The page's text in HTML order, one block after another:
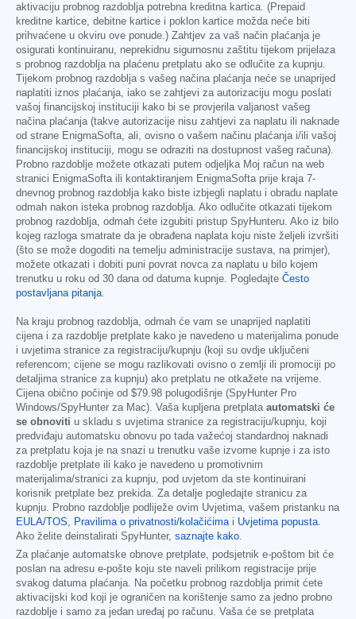
aktivaciju probnog razdoblja potrebna kreditna kartica. (Prepaid
kreditne kartice, debitne kartice i poklon kartice možda neće biti
prihvaćene u okviru ove ponude.) Zahtjev za vaš način plaćanja je
osigurati kontinuiranu, neprekidnu sigurnosnu zaštitu tijekom prijelaza
s probnog razdoblja na plaćenu pretplatu ako se odlučite za kupnju.
Tijekom probnog razdoblja s vašeg načina plaćanja neće se unaprijed
naplatiti iznos plaćanja, iako se zahtjevi za autorizaciju mogu poslati
vašoj financijskoj instituciji kako bi se provjerila valjanost vašeg
načina plaćanja (takve autorizacije nisu zahtjevi za naplatu ili naknade
od strane EnigmaSofta, ali, ovisno o vašem načinu plaćanja i/ili vašoj
financijskoj instituciji, mogu se odraziti na dostupnost vašeg računa).
Probno razdoblje možete otkazati putem odjeljka Moj račun na web
stranici EnigmaSofta ili kontaktiranjem EnigmaSofta prije kraja 7-
dnevnog probnog razdoblja kako biste izbjegli naplatu i obradu naplate
odmah nakon isteka probnog razdoblja. Ako odlučite otkazati tijekom
probnog razdoblja, odmah ćete izgubiti pristup SpyHunteru. Ako iz bilo
kojeg razloga smatrate da je obrađena naplata koju niste željeli izvršiti
(što se može dogoditi na temelju administracije sustava, na primjer),
možete otkazati i dobiti puni povrat novca za naplatu u bilo kojem
trenutku u roku od 30 dana od datuma kupnje. Pogledajte Često
postavljana pitanja.
Na kraju probnog razdoblja, odmah će vam se unaprijed naplatiti
cijena i za razdoblje pretplate kako je navedeno u materijalima ponude
i uvjetima stranice za registraciju/kupnju (koji su ovdje uključeni
referencom; cijene se mogu razlikovati ovisno o zemlji ili promociji po
detaljima stranice za kupnju) ako pretplatu ne otkažete na vrijeme.
Cijena obično počinje od $79.98 polugodišnje (SpyHunter Pro
Windows/SpyHunter za Mac). Vaša kupljena pretplata automatski će
se obnoviti u skladu s uvjetima stranice za registraciju/kupnju, koji
predviđaju automatsku obnovu po tada važećoj standardnoj naknadi
za pretplatu koja je na snazi u trenutku vaše izvorne kupnje i za isto
razdoblje pretplate ili kako je navedeno u promotivnim
materijalima/stranici za kupnju, pod uvjetom da ste kontinuirani
korisnik pretplate bez prekida. Za detalje pogledajte stranicu za
kupnju. Probno razdoblje podliježe ovim Uvjetima, vašem pristanku na
EULA/TOS, Pravilima o privatnosti/kolačićimai Uvjetima popusta.
Ako želite deinstalirati SpyHunter, saznajte kako.
Za plaćanje automatske obnove pretplate, podsjetnik e-poštom bit će
poslan na adresu e-pošte koju ste naveli prilikom registracije prije
svakog datuma plaćanja. Na početku probnog razdoblja primit ćete
aktivacijski kod koji je ograničen na korištenje samo za jedno probno
razdoblje i samo za jedan uređaj po računu. Vaša će se pretplata